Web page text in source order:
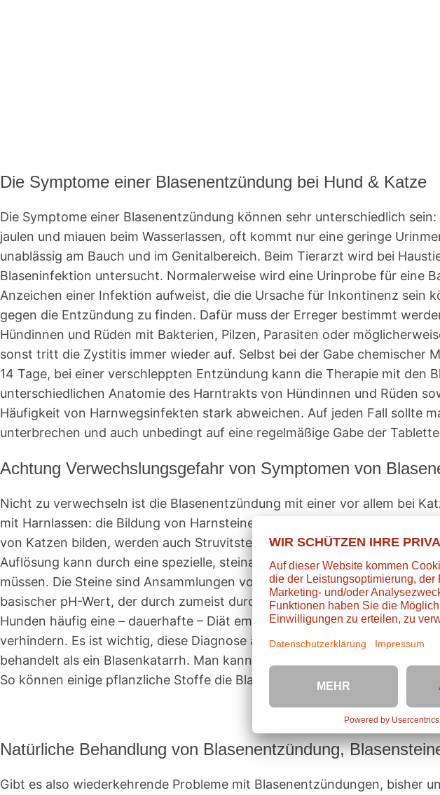
Die Symptome einer Blasenentzündung bei Hund & Katze
Die Symptome einer Blasenentzündung können sehr unterschiedlich
jaulen und miauen beim Wasserlassen, oft kommt nur eine geringe
unablässig am Bauch und im Genitalbereich. Beim Tierarzt wird bei
Blaseninfektion untersucht. Normalerweise wird eine Urinprobe für eine
Anzeichen einer Infektion aufweist, die die Ursache für Inkontinenz
gegen die Entzündung zu finden. Dafür muss der Erreger bestimmt
Hündinnen und Rüden mit Bakterien, Pilzen, Parasiten oder
sonst tritt die Zystitis immer wieder auf. Selbst bei der Gabe chemischer
14 Tage, bei einer verschleppten Entzündung kann die Therapie mit
unterschiedlichen Anatomie des Harntrakts von Hündinnen und Rüden
Häufigkeit von Harnwegsinfekten stark abweichen. Auf jeden Fall sollte
unterbrechen und auch unbedingt auf eine regelmäßige Gabe der
Achtung Verwechslungsgefahr von Symptomen von
Nicht zu verwechseln ist die Blasenentzündung mit einer vor allem bei
mit Harnlassen: die Bildung von Harnsteinen in der Blase und / oder der
von Katzen bilden, werden auch Struvitsteine oder Calciumoxalatsteine
Auflösung kann durch eine spezielle, steinauflösende Diät erfolgreich
müssen. Die Steine sind Ansammlungen von Mineralien, die sich zu den
basischer pH-Wert, der durch zumeist durch Futter ausgelöst wird.
Hunden häufig eine – dauerhafte – Diät empfohlen. Spezielles Futter soll
verhindern. Es ist wichtig, diese Diagnose ärztlich z.B. durch Ultraschall
behandelt als ein Blasenkatarrh. Man kann den Hund oder die Katze,
So können einige pflanzliche Stoffe die Blase stärken.
Natürliche Behandlung von Blasenentzündung,
Gibt es also wiederkehrende Probleme mit Blasenentzündungen, bisher